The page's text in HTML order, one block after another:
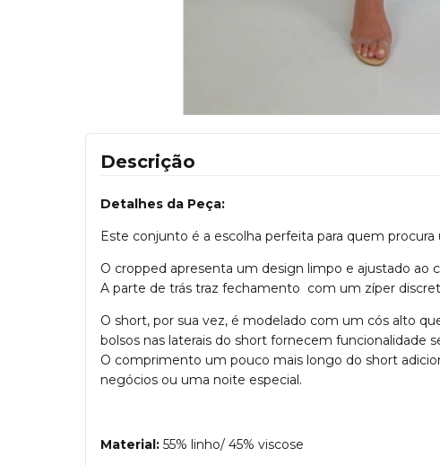
Descrição
Detalhes da Peça:
Este conjunto é a escolha perfeita para quem
O cropped apresenta um design limpo e ajustado ao
A parte de trás traz fechamento com um zíper
O short, por sua vez, é modelado com um cós alto
bolsos nas laterais do short fornecem
O comprimento um pouco mais longo do short
negócios ou uma noite especial.
Material: 55% linho/ 45% viscose